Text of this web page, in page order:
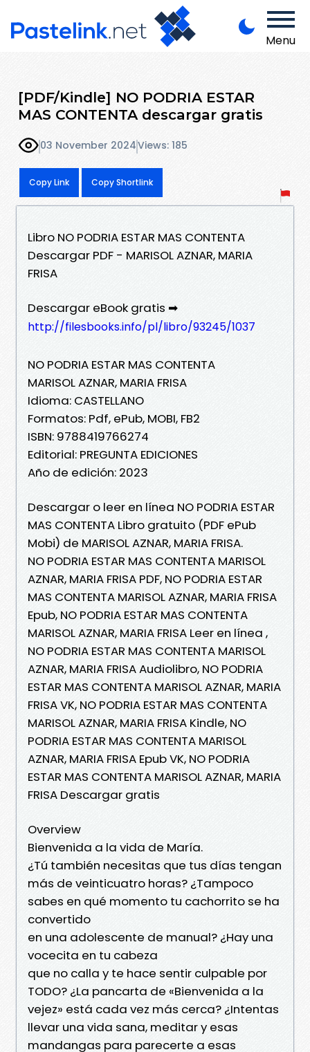
Menu
[PDF/Kindle] NO PODRIA ESTAR
MAS CONTENTA descargar gratis
03 November 2024Views: 185
Copy Link Copy Shortlink
Libro NO PODRIA ESTAR MAS CONTENTA
Descargar PDF - MARISOL AZNAR, MARIA
FRISA
Descargar eBook gratis ➡
http://filesbooks.info/pl/libro/93245/1037
NO PODRIA ESTAR MAS CONTENTA
MARISOL AZNAR, MARIA FRISA
Idioma: CASTELLANO
Formatos: Pdf, ePub, MOBI, FB2
ISBN: 9788419766274
Editorial: PREGUNTA EDICIONES
Año de edición: 2023
Descargar o leer en línea NO PODRIA ESTAR
MAS CONTENTA Libro gratuito (PDF ePub
Mobi) de MARISOL AZNAR, MARIA FRISA.
NO PODRIA ESTAR MAS CONTENTA MARISOL
AZNAR, MARIA FRISA PDF, NO PODRIA ESTAR
MAS CONTENTA MARISOL AZNAR, MARIA FRISA
Epub, NO PODRIA ESTAR MAS CONTENTA
MARISOL AZNAR, MARIA FRISA Leer en línea ,
NO PODRIA ESTAR MAS CONTENTA MARISOL
AZNAR, MARIA FRISA Audiolibro, NO PODRIA
ESTAR MAS CONTENTA MARISOL AZNAR, MARIA
FRISA VK, NO PODRIA ESTAR MAS CONTENTA
MARISOL AZNAR, MARIA FRISA Kindle, NO
PODRIA ESTAR MAS CONTENTA MARISOL
AZNAR, MARIA FRISA Epub VK, NO PODRIA
ESTAR MAS CONTENTA MARISOL AZNAR, MARIA
FRISA Descargar gratis
Overview
Bienvenida a la vida de María.
¿Tú también necesitas que tus días tengan
más de veinticuatro horas? ¿Tampoco
sabes en qué momento tu cachorrito se ha
convertido
en una adolescente de manual? ¿Hay una
vocecita en tu cabeza
que no calla y te hace sentir culpable por
TODO? ¿La pancarta de «Bienvenida a la
vejez» está cada vez más cerca? ¿Intentas
llevar una vida sana, meditar y esas
mandangas para parecerte a esas